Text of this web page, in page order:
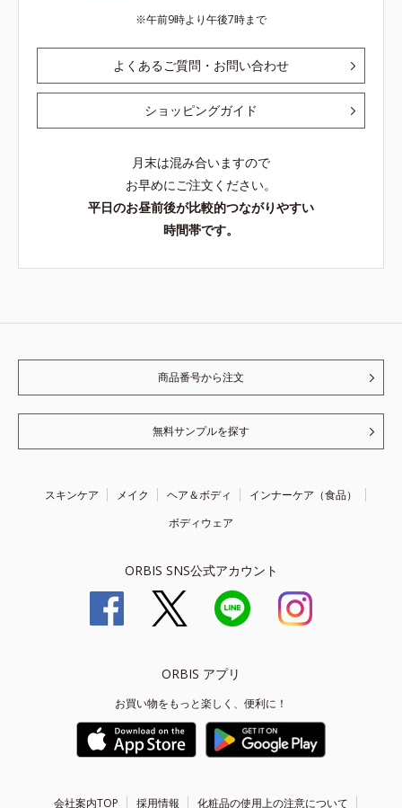
午前9時より午後7時まで
よくあるご質問・お問い合わせ
ショッピングガイド
月末は混み合いますので
お早めにご注文ください。
平日のお昼前後が比較的つながりやすい
時間帯です。
商品番号から注文
無料サンプルを探す
スキンケア メイク ヘア＆ボディ
インナーケア（食品）
ボディウェア
ORBIS SNS公式アカウント
ORBIS アプリ
お買い物をもっと楽しく、便利に！
会社案内TOP 採用情報 化粧品の使用上の注意について